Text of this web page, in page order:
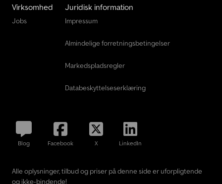
Virksomhed
Jobs
Juridisk information
Impressum
Almindelige forretningsbetingelser
Markedspladsregler
Databeskyttelseserklæring
Blog Facebook X LinkedIn
Alle oplysninger, tilbud og priser på denne side er uforpligtende
og ikke-bindende!